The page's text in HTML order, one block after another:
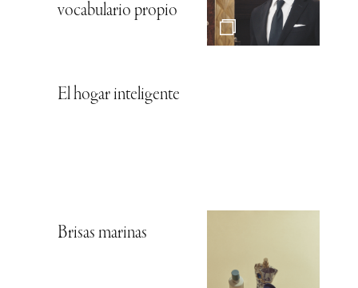
vocabulario propio
El hogar inteligente
Brisas marinas